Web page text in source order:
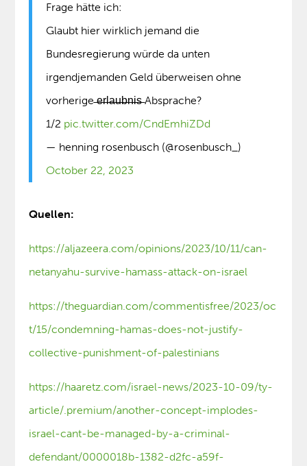
Frage hätte ich:
Glaubt hier wirklich jemand die
Bundesregierung würde da unten
irgendjemanden Geld überweisen ohne
vorherige ̶e̶̶r̶̶l̶̶a̶̶u̶̶b̶̶n̶̶i̶̶s̶ Absprache?
1/2 pic.twitter.com/CndEmhiZDd
— henning rosenbusch (@rosenbusch_)
October 22, 2023
Quellen:
https://aljazeera.com/opinions/2023/10/11/can-
netanyahu-survive-hamass-attack-on-israel
https://theguardian.com/commentisfree/2023/oc
t/15/condemning-hamas-does-not-justify-
collective-punishment-of-palestinians
https://haaretz.com/israel-news/2023-10-09/ty-
article/.premium/another-concept-implodes-
israel-cant-be-managed-by-a-criminal-
defendant/0000018b-1382-d2fc-a59f-